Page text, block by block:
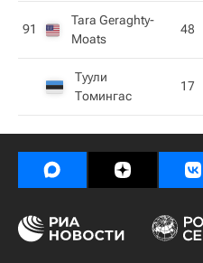
91
Tara Geraghty-
Moats
48
Туули
Томингас
17